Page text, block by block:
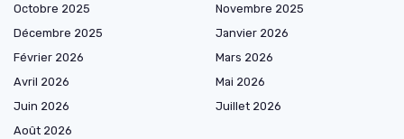
Octobre 2025
Novembre 2025
Décembre 2025
Janvier 2026
Février 2026
Mars 2026
Avril 2026
Mai 2026
Juin 2026
Juillet 2026
Août 2026